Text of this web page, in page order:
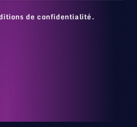
de confidentialité.